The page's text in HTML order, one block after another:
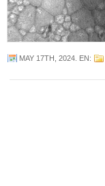
MAY 17TH, 2024 . EN: